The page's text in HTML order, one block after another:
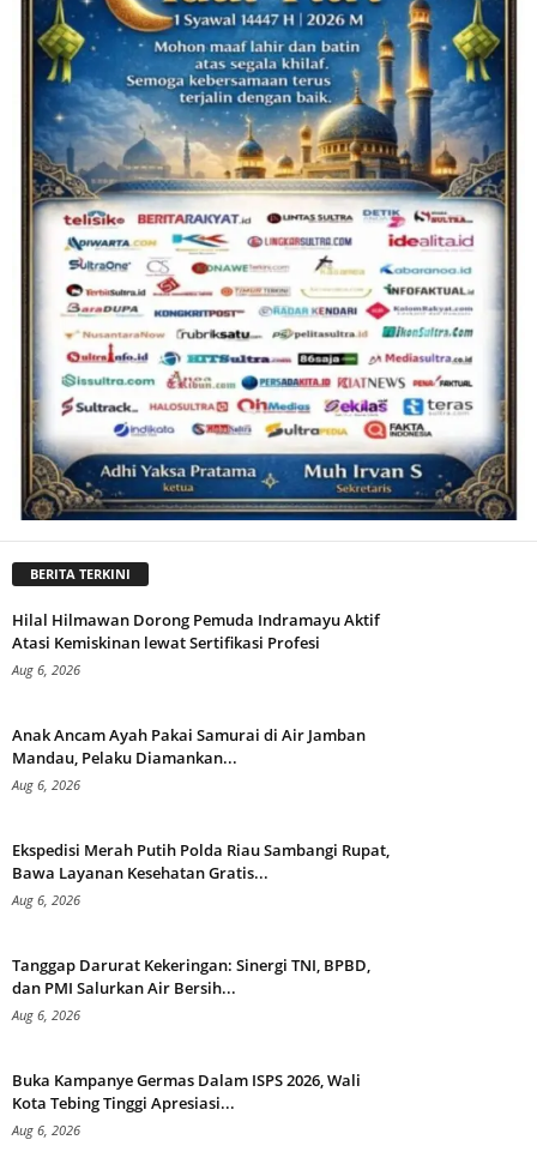
BERITA TERKINI
Hilal Hilmawan Dorong Pemuda Indramayu Aktif
Atasi Kemiskinan lewat Sertifikasi Profesi
Aug 6, 2026
Anak Ancam Ayah Pakai Samurai di Air Jamban
Mandau, Pelaku Diamankan...
Aug 6, 2026
Ekspedisi Merah Putih Polda Riau Sambangi Rupat,
Bawa Layanan Kesehatan Gratis...
Aug 6, 2026
Tanggap Darurat Kekeringan: Sinergi TNI, BPBD,
dan PMI Salurkan Air Bersih...
Aug 6, 2026
Buka Kampanye Germas Dalam ISPS 2026, Wali
Kota Tebing Tinggi Apresiasi...
Aug 6, 2026